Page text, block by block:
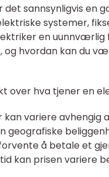
det sannsynligvis
systemer,
en uunnværlig
og hvordan kan du
over hva tjener en
variere
geografiske
å betale et
kan prisen variere